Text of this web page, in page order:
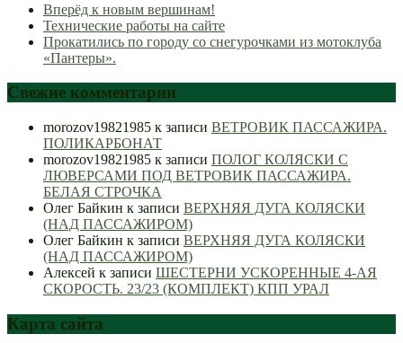
Вперёд к новым вершинам!
Технические работы на сайте
Прокатились по городу со снегурочками из мотоклуба
«Пантеры».
Свежие комментарии
morozov19821985 к записи ВЕТРОВИК ПАССАЖИРА.
ПОЛИКАРБОНАТ
morozov19821985 к записи ПОЛОГ КОЛЯСКИ С
ЛЮВЕРСАМИ ПОД ВЕТРОВИК ПАССАЖИРА.
БЕЛАЯ СТРОЧКА
Олег Байкин к записи ВЕРХНЯЯ ДУГА КОЛЯСКИ
(НАД ПАССАЖИРОМ)
Олег Байкин к записи ВЕРХНЯЯ ДУГА КОЛЯСКИ
(НАД ПАССАЖИРОМ)
Алексей к записи ШЕСТЕРНИ УСКОРЕННЫЕ 4-АЯ
СКОРОСТЬ. 23/23 (КОМПЛЕКТ) КПП УРАЛ
Карта сайта